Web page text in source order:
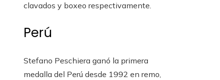
clavados y boxeo respectivamente.
Perú
Stefano Peschiera ganó la primera
medalla del Perú desde 1992 en remo,